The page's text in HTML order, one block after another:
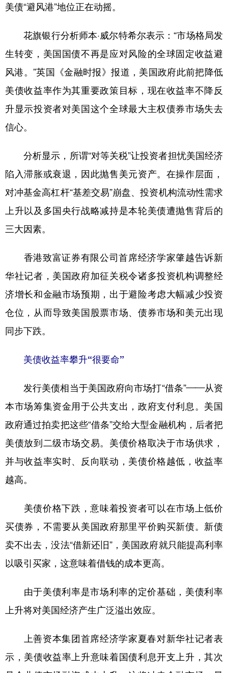
美债“避风港”地位正在动摇。
花旗银行分析师本·威尔特希尔表示：“市场格局发
生转变，美国国债不再是应对风险的全球固定收益避
风港。”英国《金融时报》报道，美国政府此前把降低
美债收益率作为其重要政策目标，现在收益率不降反
升显示投资者对美国这个全球最大主权债券市场失去
信心。
分析显示，所谓“对等关税”让投资者担忧美国经济
陷入滞胀或衰退，因此抛售美元资产。在操作层面，
对冲基金高杠杆“基差交易”崩盘、投资机构流动性需求
上升以及多国央行战略减持是本轮美债遭抛售背后的
三大因素。
香港致富证券有限公司首席经济学家肇越告诉新
华社记者，美国政府加征关税令诸多投资机构调整经
济增长和金融市场预期，出于避险考虑大幅减少投资
仓位，从而导致美国股票市场、债券市场和美元出现
同步下跌。
美债收益率攀升“很要命”
发行美债相当于美国政府向市场打“借条”——从资
本市场筹集资金用于公共支出，政府支付利息。美国
政府通过拍卖把这些“借条”交给大型金融机构，后者把
美债放到二级市场交易。美债价格取决于市场供求，
并与收益率实时、反向联动，美债价格越低，收益率
越高。
美债价格下跌，意味着投资者可以在市场上低价
买债券，不需要从美国政府那里平价购买新债。新债
卖不出去，没法“借新还旧”，美国政府就只能提高利率
以吸引买家，这意味着借钱的成本更高。
由于美债利率是市场利率的定价基础，美债利率
上升将对美国经济产生广泛溢出效应。
上善资本集团首席经济学家夏春对新华社记者表
示，美债收益率上升意味着国债利息开支上升，其次